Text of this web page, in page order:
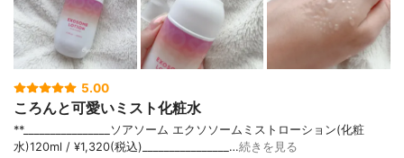
5.00
ころんと可愛いミスト化粧水
**⁡________________⁡ソアソーム ⁡エクソソームミストローション(化粧
水)120ml / ¥1,320(税込)________________…続きを見る